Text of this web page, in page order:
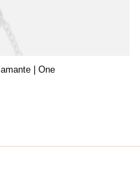
| One